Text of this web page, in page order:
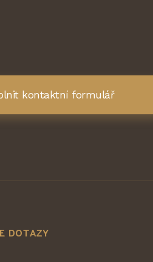
kontaktní formulář
DOTAZY